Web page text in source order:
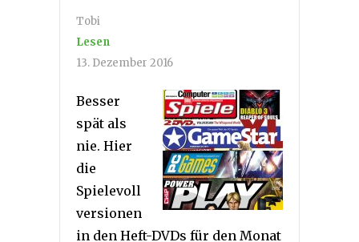
Tobi
Lesen
13. Dezember 2016
Besser
spät als
nie. Hier
die
Spielevoll
versionen
in den Heft-DVDs für den Monat